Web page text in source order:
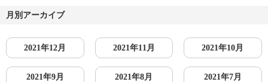
月別アーカイブ
2021年12月 2021年11月 2021年10月
2021年9月 2021年8月 2021年7月